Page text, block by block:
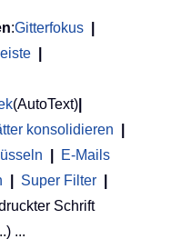
:Gitterfokus
(AutoText)
konsolidieren
E-Mails
Super Filter
Schrift
...